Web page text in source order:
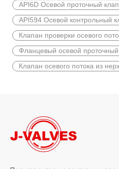
API6D Осевой проточный
API594 Осевой контрольный
Клапан проверки осевого
Фланцевый осевой
Клапан осевого потока из